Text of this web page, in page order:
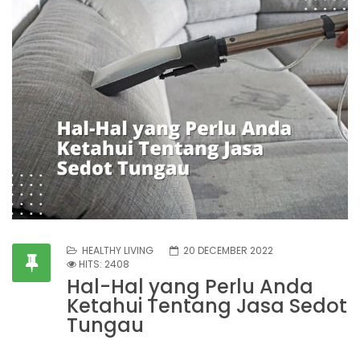
HEALTHY LIVING
20 DECEMBER 2022
HITS: 2408
Hal-Hal yang Perlu Anda
Ketahui Tentang Jasa Sedot
Tungau